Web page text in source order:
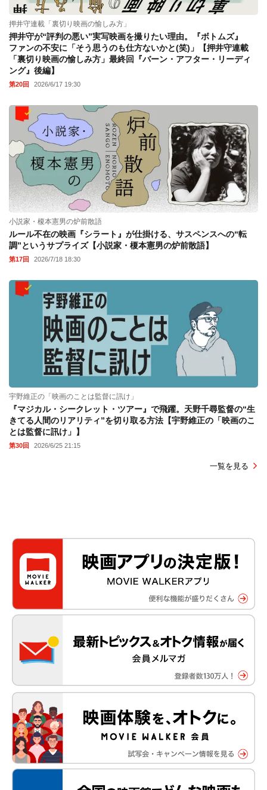
押井守連載「裏切り映画の愉しみ方」
押井守が“評判の悪い”実写映画を撮りたい理由。『ボトムズ』
ファンの不安に「そう思うのも仕方ないかと(笑)」【押井守連載
「裏切り映画の愉しみ方」最終回『バーン・アフター・リーディ
ング』後編】
第20回 2026/6/17 19:30
小説家・榎本憲男の炉前散語
ルール不在の映画『シラート』が仕掛ける、サスペンスへの“転
調”というサプライズ【小説家・榎本憲男の炉前散語】
第17回 2026/7/18 18:30
宇野維正の「映画のことは監督に訊け」
『マジカル・シークレット・ツアー』で飛躍。天野千尋監督の“生
きてる人間のリアリティ”を切り取る方法【宇野維正の「映画のこ
とは監督に訊け」】
第30回 2026/6/25 21:15
一覧を見る